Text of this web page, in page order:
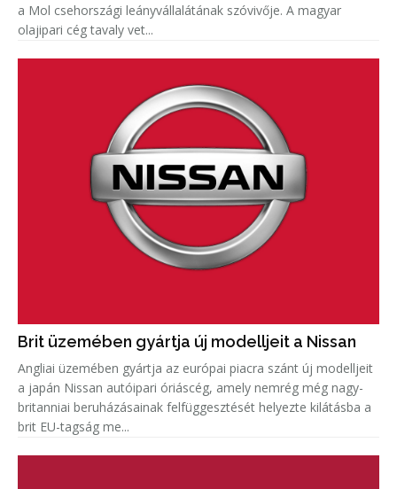
a Mol csehországi leányvállalátának szóvivője. A magyar
olajipari cég tavaly vet...
Brit üzemében gyártja új modelljeit a Nissan
Angliai üzemében gyártja az európai piacra szánt új modelljeit
a japán Nissan autóipari óriáscég, amely nemrég még nagy-
britanniai beruházásainak felfüggesztését helyezte kilátásba a
brit EU-tagság me...